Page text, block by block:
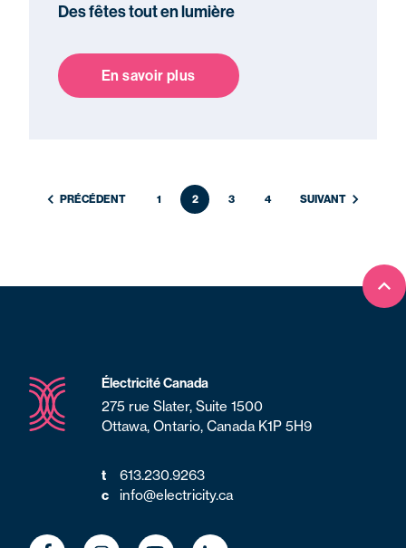
Des fêtes tout en lumière
En savoir plus
PRÉCÉDENT 1 2 3 4 SUIVANT
Électricité Canada
275 rue Slater, Suite 1500
Ottawa, Ontario, Canada K1P 5H9
t 613.230.9263
c info@electricity.ca